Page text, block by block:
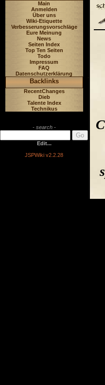
Main
Anmelden
Über uns
Wiki-Etiquette
Verbesserungsvorschläge
Eure Meinung
News
Seiten Index
Top Ten Seiten
Todo
Impressum
FAQ
Datenschutzerklärung
Backlinks
RecentChanges
Dieb
Talente Index
Technikus
- search -
Edit...
JSPWiki v2.2.28